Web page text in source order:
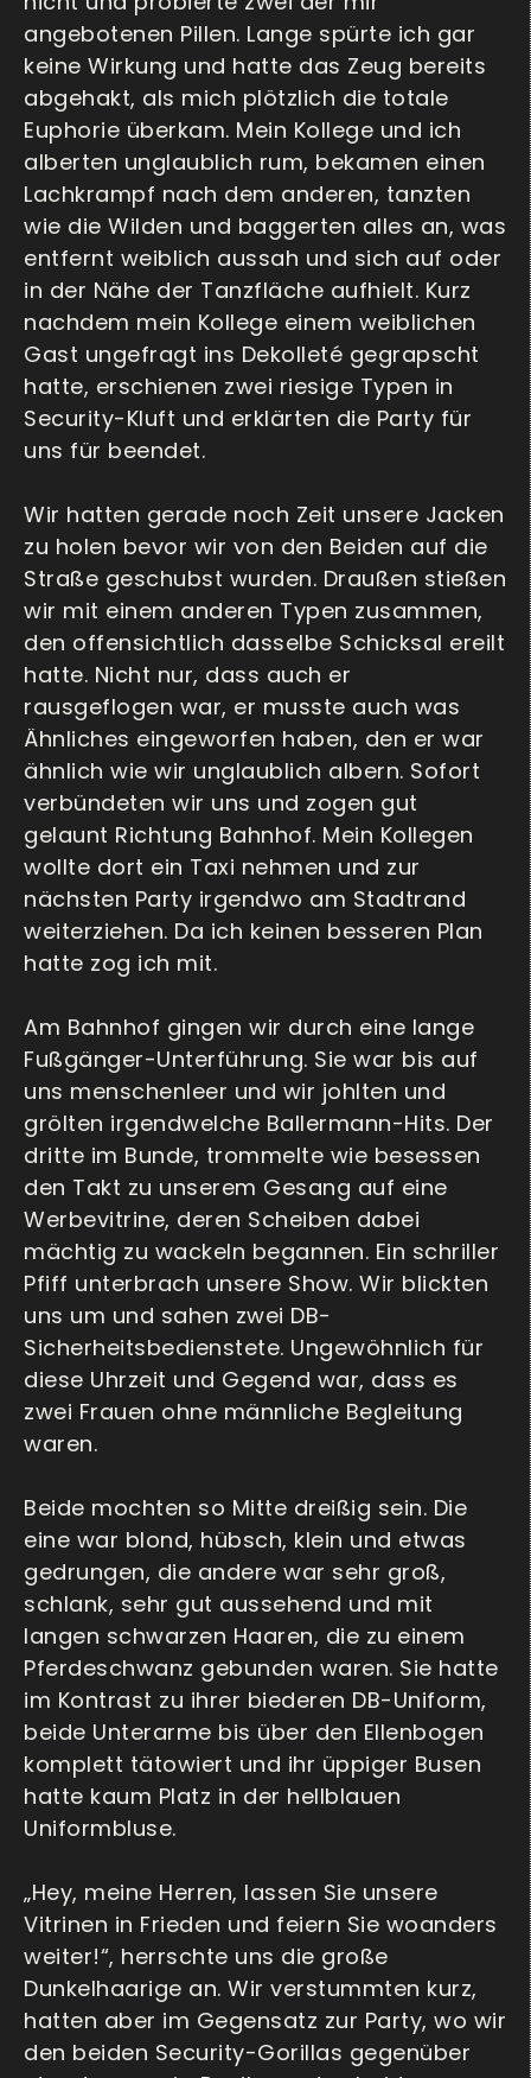
angebotenen Pillen. Lange spürte ich gar
keine Wirkung und hatte das Zeug bereits
abgehakt, als mich plötzlich die totale
Euphorie überkam. Mein Kollege und ich
alberten unglaublich rum, bekamen einen
Lachkrampf nach dem anderen, tanzten
wie die Wilden und baggerten alles an, was
entfernt weiblich aussah und sich auf oder
in der Nähe der Tanzfläche aufhielt. Kurz
nachdem mein Kollege einem weiblichen
Gast ungefragt ins Dekolleté gegrapscht
hatte, erschienen zwei riesige Typen in
Security-Kluft und erklärten die Party für
uns für beendet.
Wir hatten gerade noch Zeit unsere Jacken
zu holen bevor wir von den Beiden auf die
Straße geschubst wurden. Draußen stießen
wir mit einem anderen Typen zusammen,
den offensichtlich dasselbe Schicksal ereilt
hatte. Nicht nur, dass auch er
rausgeflogen war, er musste auch was
Ähnliches eingeworfen haben, den er war
ähnlich wie wir unglaublich albern. Sofort
verbündeten wir uns und zogen gut
gelaunt Richtung Bahnhof. Mein Kollegen
wollte dort ein Taxi nehmen und zur
nächsten Party irgendwo am Stadtrand
weiterziehen. Da ich keinen besseren Plan
hatte zog ich mit.
Am Bahnhof gingen wir durch eine lange
Fußgänger-Unterführung. Sie war bis auf
uns menschenleer und wir johlten und
grölten irgendwelche Ballermann-Hits. Der
dritte im Bunde, trommelte wie besessen
den Takt zu unserem Gesang auf eine
Werbevitrine, deren Scheiben dabei
mächtig zu wackeln begannen. Ein schriller
Pfiff unterbrach unsere Show. Wir blickten
uns um und sahen zwei DB-
Sicherheitsbedienstete. Ungewöhnlich für
diese Uhrzeit und Gegend war, dass es
zwei Frauen ohne männliche Begleitung
waren.
Beide mochten so Mitte dreißig sein. Die
eine war blond, hübsch, klein und etwas
gedrungen, die andere war sehr groß,
schlank, sehr gut aussehend und mit
langen schwarzen Haaren, die zu einem
Pferdeschwanz gebunden waren. Sie hatte
im Kontrast zu ihrer biederen DB-Uniform,
beide Unterarme bis über den Ellenbogen
komplett tätowiert und ihr üppiger Busen
hatte kaum Platz in der hellblauen
Uniformbluse.
„Hey, meine Herren, lassen Sie unsere
Vitrinen in Frieden und feiern Sie woanders
weiter!“, herrschte uns die große
Dunkelhaarige an. Wir verstummten kurz,
hatten aber im Gegensatz zur Party, wo wir
den beiden Security-Gorillas gegenüber